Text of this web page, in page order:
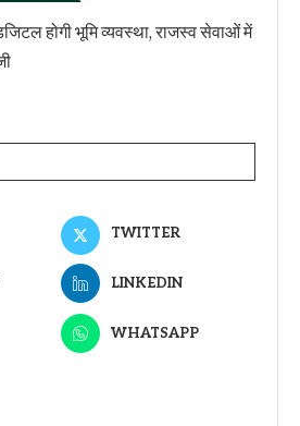
होगी भूमि व्यवस्था, राजस्व सेवाओं में
TWITTER
LINKEDIN
WHATSAPP